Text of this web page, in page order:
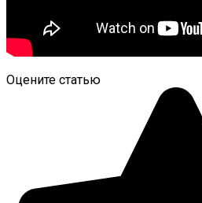
Оцените статью